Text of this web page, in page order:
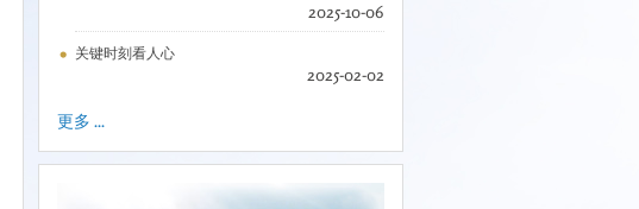
2025-10-06
关键时刻看人心
2025-02-02
更多 ...